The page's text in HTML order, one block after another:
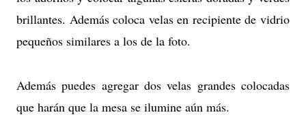
brillantes. Además coloca velas en recipiente de vidrio
pequeños similares a los de la foto.
Además puedes agregar dos velas grandes colocadas
que harán que la mesa se ilumine aún más.